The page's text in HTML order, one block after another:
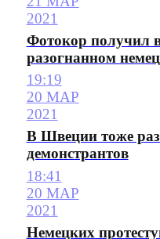
2021
Фотокор получил
разогнанном
19:19
20 МАР
2021
В Швеции тоже
демонстрантов
18:41
20 МАР
2021
Немецких